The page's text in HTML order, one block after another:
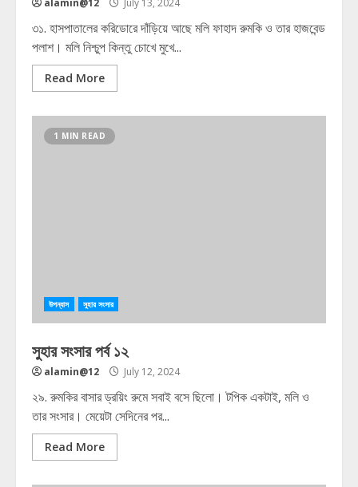
alamin@12 July 13, 2024
৩১. হাসপাতালের করিডোরে দাঁড়িয়ে আছে মলি ফাহাদ রুমকি ও তার হাজবেন্ড
পলাশ। মলি নিশ্চুপ কিন্তু চোখে মুখে...
Read More
1 MIN READ
উপন্যাস সুহার সংসার
সুহার সংসার পর্ব ১২
alamin@12 July 12, 2024
২৯. রুমকির বাসার ড্রয়িং রুমে সবাই বসে ছিলো। টপিক একটাই, মলি ও
তার সংসার। মেয়েটা সেদিনের পর...
Read More